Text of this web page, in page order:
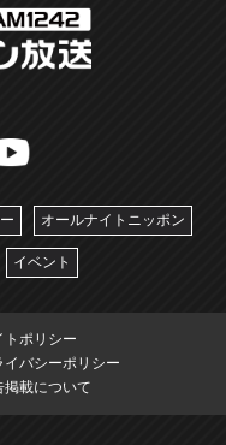
オールナイトニッポン
イベント
トポリシー
イバシーポリシー
掲載について